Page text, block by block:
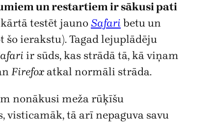
un restartiem ir sākusi pati
testēt jauno Safari betu un
ierakstu). Tagad lejuplādēju
ir sūds, kas strādā tā, kā viņam
Firefoxatkal normāli strāda.
nonākusi meža rūķīšu
visticamāk, tā arī nepaguva savu